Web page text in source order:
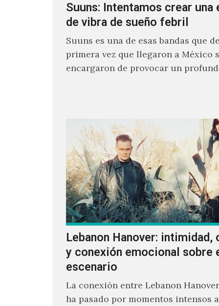
Suuns: Intentamos crear una
de vibra de sueño febril
Suuns es una de esas bandas que
primera vez que llegaron a México
encargaron de provocar un
Lebanon Hanover: intimidad,
y conexión emocional sobre
escenario
La conexión entre Lebanon
ha pasado por momentos intensos